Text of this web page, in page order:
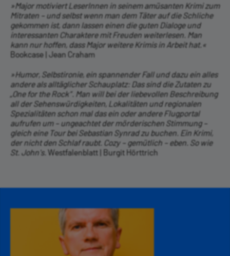
»Major motiviert LeserInnen in seinem amüsanten Krimi zum
Mitraten – und selbst wenn man dem Täter auf die Schliche
gekommen ist, dann lassen einen die guten Dialoge und
interessanten Charaktere mit Freuden weiterlesen. Man
kann nur hoffen, dass Major weitere Krimis in Arbeit hat.«
Bookcase | Jean Craham
»Humor, Selbstironie, ein spannender Fall und dazu ein alles
andere als alltäglicher Schauplatz: Das sind die Zutaten zu
„One for the Rock“. Man will bei der liebevollen Beschreibung
all der Sehenswürdigkeiten, Lokalitäten und regionalen
Spezialitäten schon mal das ein oder andere Flugportal
aufrufen um – ungeachtet der mörderischen Stimmung –
gleich eine Tour bei Sebastian Synrad zu buchen. Ein Krimi,
der nicht den Schlaf raubt. Cozy – gemütlich – eben. So wie
St. John's. Westfalenblatt | Burgit Hörttrich